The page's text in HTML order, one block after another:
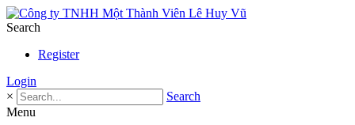
Search
Register
Login
×
Search
Menu